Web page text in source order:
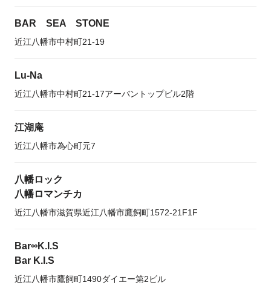
BAR SEA STONE
近江八幡市中村町21-19
Lu-Na
近江八幡市中村町21-17アーバントップビル2階
江湖庵
近江八幡市為心町元7
八幡ロック
八幡ロマンチカ
近江八幡市滋賀県近江八幡市鷹飼町1572-21F1F
Bar∞K.I.S
Bar K.I.S
近江八幡市鷹飼町1490ダイエー第2ビル